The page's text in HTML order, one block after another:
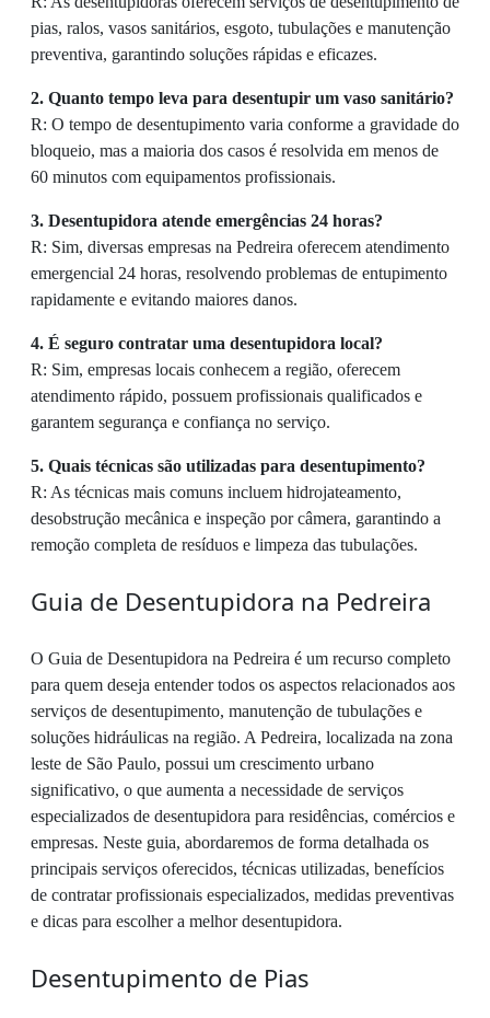
pias, ralos, vasos sanitários, esgoto, tubulações e manutenção
preventiva, garantindo soluções rápidas e eficazes.
2. Quanto tempo leva para desentupir um vaso sanitário?
R: O tempo de desentupimento varia conforme a gravidade do
bloqueio, mas a maioria dos casos é resolvida em menos de
60 minutos com equipamentos profissionais.
3. Desentupidora atende emergências 24 horas?
R: Sim, diversas empresas na Pedreira oferecem atendimento
emergencial 24 horas, resolvendo problemas de entupimento
rapidamente e evitando maiores danos.
4. É seguro contratar uma desentupidora local?
R: Sim, empresas locais conhecem a região, oferecem
atendimento rápido, possuem profissionais qualificados e
garantem segurança e confiança no serviço.
5. Quais técnicas são utilizadas para desentupimento?
R: As técnicas mais comuns incluem hidrojateamento,
desobstrução mecânica e inspeção por câmera, garantindo a
remoção completa de resíduos e limpeza das tubulações.
Guia de Desentupidora na Pedreira
O Guia de Desentupidora na Pedreira é um recurso completo
para quem deseja entender todos os aspectos relacionados aos
serviços de desentupimento, manutenção de tubulações e
soluções hidráulicas na região. A Pedreira, localizada na zona
leste de São Paulo, possui um crescimento urbano
significativo, o que aumenta a necessidade de serviços
especializados de desentupidora para residências, comércios e
empresas. Neste guia, abordaremos de forma detalhada os
principais serviços oferecidos, técnicas utilizadas, benefícios
de contratar profissionais especializados, medidas preventivas
e dicas para escolher a melhor desentupidora.
Desentupimento de Pias